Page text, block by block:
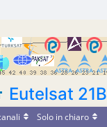
Eutelsat 21B
Solo in chiaro